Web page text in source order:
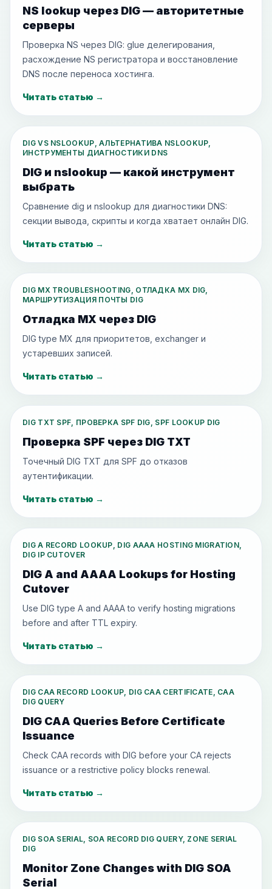
NS lookup через DIG — авторитетные
серверы
Проверка NS через DIG: glue делегирования,
расхождение NS регистратора и восстановление
DNS после переноса хостинга.
Читать статью →
DIG VS NSLOOKUP, АЛЬТЕРНАТИВА NSLOOKUP,
ИНСТРУМЕНТЫ ДИАГНОСТИКИ DNS
DIG и nslookup — какой инструмент
выбрать
Сравнение dig и nslookup для диагностики DNS:
секции вывода, скрипты и когда хватает онлайн DIG.
Читать статью →
DIG MX TROUBLESHOOTING, ОТЛАДКА MX DIG,
МАРШРУТИЗАЦИЯ ПОЧТЫ DIG
Отладка MX через DIG
DIG type MX для приоритетов, exchanger и
устаревших записей.
Читать статью →
DIG TXT SPF, ПРОВЕРКА SPF DIG, SPF LOOKUP DIG
Проверка SPF через DIG TXT
Точечный DIG TXT для SPF до отказов
аутентификации.
Читать статью →
DIG A RECORD LOOKUP, DIG AAAA HOSTING MIGRATION,
DIG IP CUTOVER
DIG A and AAAA Lookups for Hosting
Cutover
Use DIG type A and AAAA to verify hosting migrations
before and after TTL expiry.
Читать статью →
DIG CAA RECORD LOOKUP, DIG CAA CERTIFICATE, CAA
DIG QUERY
DIG CAA Queries Before Certificate
Issuance
Check CAA records with DIG before your CA rejects
issuance or a restrictive policy blocks renewal.
Читать статью →
DIG SOA SERIAL, SOA RECORD DIG QUERY, ZONE SERIAL
DIG
Monitor Zone Changes with DIG SOA
Serial